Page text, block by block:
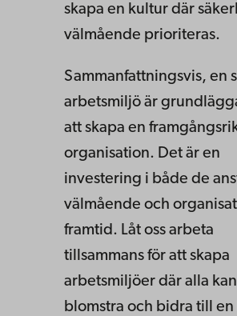
skapa en kultur där
välmående prioriteras.
Sammanfattningsvis, en
arbetsmiljö är
att skapa en
organisation. Det är en
investering i både de
välmående och
framtid. Låt oss arbeta
tillsammans för att skapa
arbetsmiljöer där alla kan
blomstra och bidra till